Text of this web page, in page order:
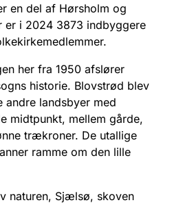
en del af Hørsholm og
er i 2024 3873 indbyggere
her fra 1950 afslører
historie. Blovstrød blev
andre landsbyer med
midtpunkt, mellem gårde,
trækroner. De utallige
ramme om den lille
naturen, Sjælsø, skoven